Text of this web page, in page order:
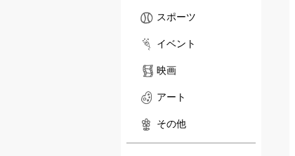
スポーツ
イベント
映画
アート
その他